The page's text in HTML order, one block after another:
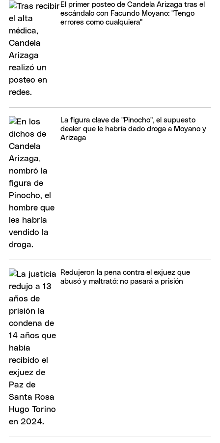
El primer posteo de Candela Arizaga tras el
escándalo con Facundo Moyano: "Tengo
errores como cualquiera"
La figura clave de "Pinocho", el supuesto
dealer que le habría dado droga a Moyano y
Arizaga
Redujeron la pena contra el exjuez que
abusó y maltrató: no pasará a prisión